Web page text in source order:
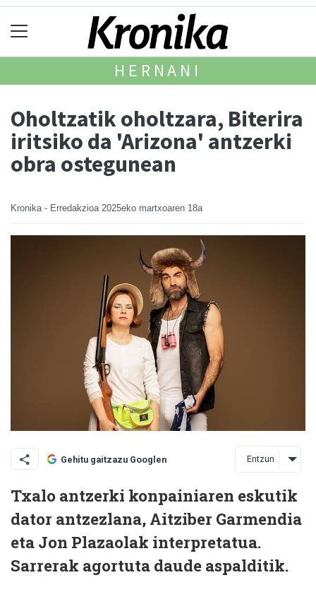
HERNANI
Oholtzatik oholtzara, Biterira
iritsiko da 'Arizona' antzerki
obra ostegunean
Kronika - Erredakzioa 2025eko martxoaren 18a
Gehitu gaitzazu Googlen Entzun
Txalo antzerki konpainiaren eskutik
dator antzezlana, Aitziber Garmendia
eta Jon Plazaolak interpretatua.
Sarrerak agortuta daude aspalditik.